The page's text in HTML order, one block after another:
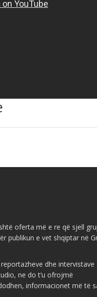
oferta më e re që sjell
publikun e vet shqiptar në
dhe intervistave
ne do t’u ofrojmë
informacionet më të